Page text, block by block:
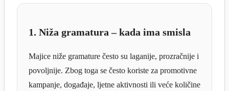
1. Niža gramatura – kada ima smisla
Majice niže gramature često su laganije, prozračnije i
povoljnije. Zbog toga se često koriste za promotivne
kampanje, događaje, ljetne aktivnosti ili veće količine